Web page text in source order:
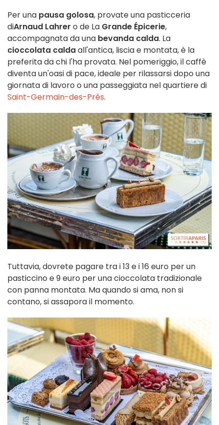
Per una pausa golosa, provate una pasticceria
diArnaud Lahrer o de La Grande Épicerie,
accompagnata da una bevanda calda. La
cioccolata caldaall'antica, liscia e montata, è la
preferita da chi l'ha provata. Nel pomeriggio, il caffè
diventa un'oasi di pace, ideale per rilassarsi dopo una
giornata di lavoro o una passeggiata nel quartiere di
Saint-Germain-des-Prés.
Tuttavia, dovrete pagare tra i 13 e i 16 euro per un
pasticcino e 9 euro per una cioccolata tradizionale
con panna montata. Ma quando si ama, non si
contano, si assapora il momento.